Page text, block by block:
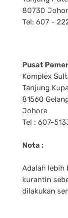
80730
Tel: 607 -
Pusat
Komplex
Tanjung
81560
Johore
Tel : 607-
Nota :
Adalah lebih
kurantin
dilakukan